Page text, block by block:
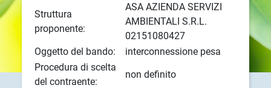
Struttura
proponente:
ASA AZIENDA SERVIZI
AMBIENTALI S.R.L.
02151080427
Oggetto del bando:
interconnessione pesa
Procedura di scelta
del contraente:
non definito